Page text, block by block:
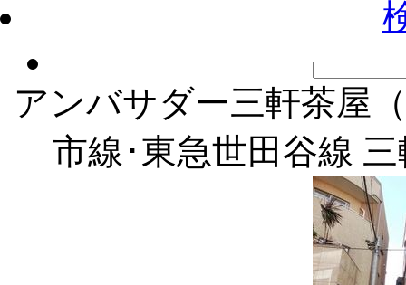
アンバサダー三軒茶屋
市線･東急世田谷線